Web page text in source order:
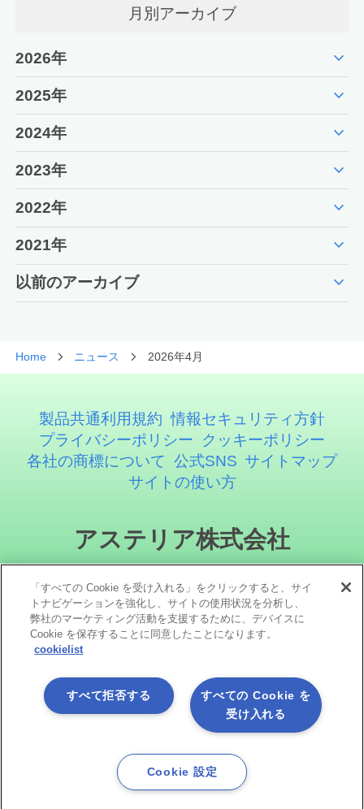
月別アーカイブ
2026年 expand_more
2025年 expand_more
2024年 expand_more
2023年 expand_more
2022年 expand_more
2021年 expand_more
以前のアーカイブ expand_more
Home ニュース 2026年4月
製品共通利用規約 情報セキュリティ方針
プライバシーポリシー
クッキーポリシー
各社の商標について 公式SNS サイトマップ
サイトの使い方
アステリア株式会社
ソーシャルメディア
Copyright©1998 -2026 Asteria Corporation. All Rights Reserved.
「すべての Cookie を受け入れる」をクリックすると、サイ
トナビゲーションを強化し、サイトの使用状況を分析し、
弊社のマーケティング活動を支援するために、デバイスに
Cookie を保存することに同意したことになります。
cookielist
すべての Cookie を
受け入れる
すべて拒否する
Cookie 設定